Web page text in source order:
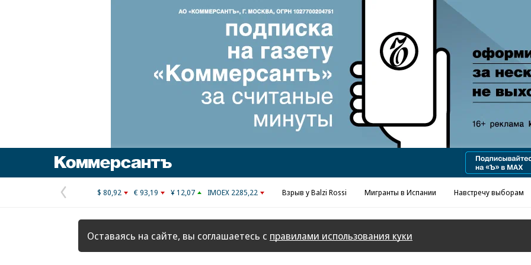
Предыдущая
страница
$ 80,92 € 93,19 ¥ 12,07 IMOEX 2285,22 Взрыв у Balzi Rossi Мигранты в Испании Навстречу выборам
Оставаясь на сайте, вы соглашаетесь с правилами использования куки